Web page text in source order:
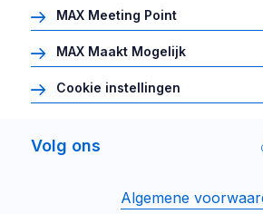
MAX Meeting Point
MAX Maakt Mogelijk
Cookie instellingen
DisclaimerAlgemene
Volg ons